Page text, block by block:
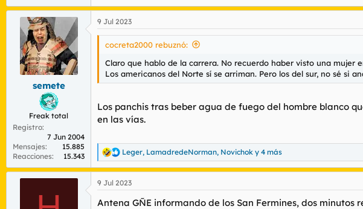
semete
Freak total
Registro
7 Jun 2004
Mensajes
15.885
Reacciones
15.343
9 Jul 2023
cocreta2000 rebuznó:
Claro que hablo de la carrera. No recuerdo haber visto una mujer
Los americanos del Norte sí se arriman. Pero los del sur, no sé si
Los panchis tras beber agua de fuego del hombre blanco
en las vías.
R
e
a
c
i
Leger, LamadredeNorman, Novichok y 4 más
9 Jul 2023
Antena GÑE informando de los San Fermines, dos